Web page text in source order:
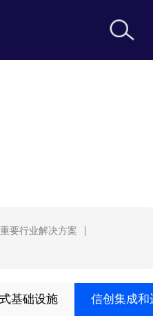
要行业解决方案
基础设施 信创集成和